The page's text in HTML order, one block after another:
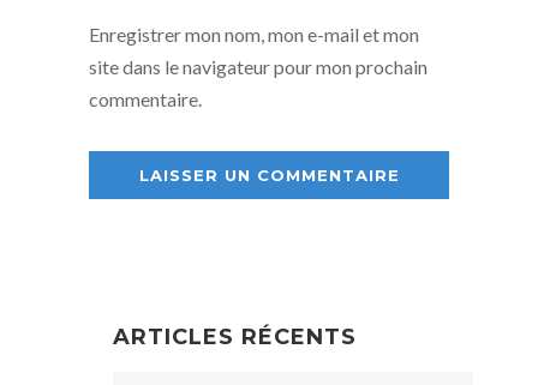
Enregistrer mon nom, mon e-mail et mon
site dans le navigateur pour mon prochain
commentaire.
ARTICLES RÉCENTS